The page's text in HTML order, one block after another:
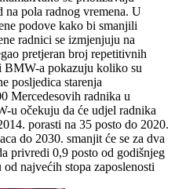
na pola radnog vremena. U
podove kako bi smanjili
radnici se izmjenjuju na
pretjeran broj repetitivnih
BMW-a pokazuju koliko su
posljedica starenja
Mercedesovih radnika u
u očekuju da će udjel radnika
porasti na 35 posto do 2020.
do 2030. smanjit će se za dva
privredi 0,9 posto od godišnjeg
najvećih stopa zaposlenosti